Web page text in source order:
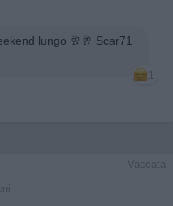
lungo 🥂🥂 Scar71
1
Vaccata